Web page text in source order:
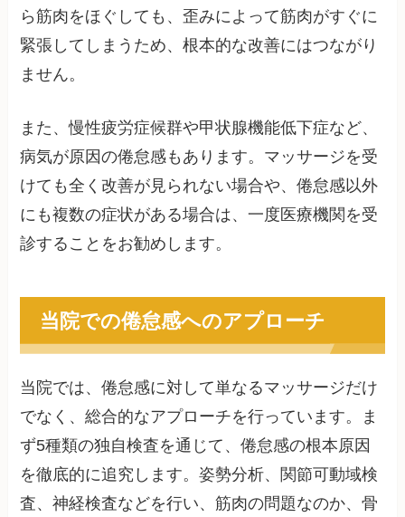
ら筋肉をほぐしても、歪みによって筋肉がすぐに
緊張してしまうため、根本的な改善にはつながり
ません。
また、慢性疲労症候群や甲状腺機能低下症など、
病気が原因の倦怠感もあります。マッサージを受
けても全く改善が見られない場合や、倦怠感以外
にも複数の症状がある場合は、一度医療機関を受
診することをお勧めします。
当院での倦怠感へのアプローチ
当院では、倦怠感に対して単なるマッサージだけ
でなく、総合的なアプローチを行っています。ま
ず5種類の独自検査を通じて、倦怠感の根本原因
を徹底的に追究します。姿勢分析、関節可動域検
査、神経検査などを行い、筋肉の問題なのか、骨